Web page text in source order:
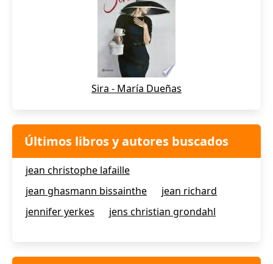
Sira - María Dueñas
Últimos libros y autores buscados
jean christophe lafaille
jean ghasmann bissainthe
jean richard
jennifer yerkes
jens christian grondahl